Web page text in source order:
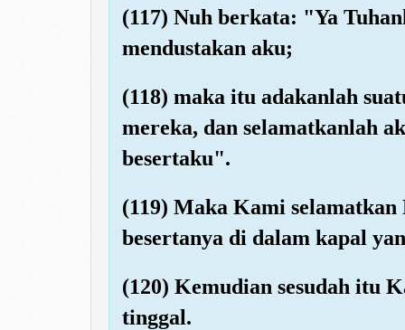
(117) Nuh berkata: "Ya
mendustakan aku;
(118) maka itu adakanlah
mereka, dan selamatkanlah
besertaku".
(119) Maka Kami
besertanya di dalam kapal
(120) Kemudian sesudah itu
tinggal.